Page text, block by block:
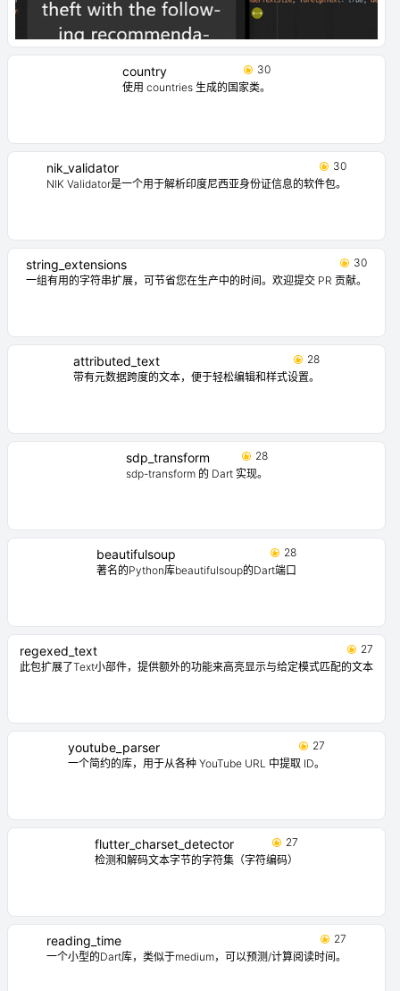
country
30
使用 countries 生成的国家类。
nik_validator
30
NIK Validator是一个用于解析印度尼西亚身份证信息的软件包。
string_extensions
30
一组有用的字符串扩展，可节省您在生产中的时间。欢迎提交 PR 贡献。
attributed_text
28
带有元数据跨度的文本，便于轻松编辑和样式设置。
sdp_transform
28
sdp-transform 的 Dart 实现。
beautifulsoup
28
著名的Python库beautifulsoup的Dart端口
regexed_text
27
此包扩展了Text小部件，提供额外的功能来高亮显示与给定模式匹配的文本
youtube_parser
27
一个简约的库，用于从各种 YouTube URL 中提取 ID。
flutter_charset_detector
27
检测和解码文本字节的字符集（字符编码）
reading_time
27
一个小型的Dart库，类似于medium，可以预测/计算阅读时间。